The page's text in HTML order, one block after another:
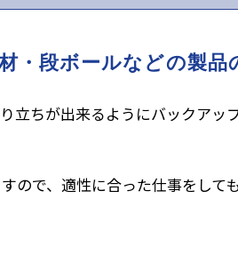
・ 段ボールなどの製品
立ちが出来るようにバックアッ
で、適性に合った仕事をしても